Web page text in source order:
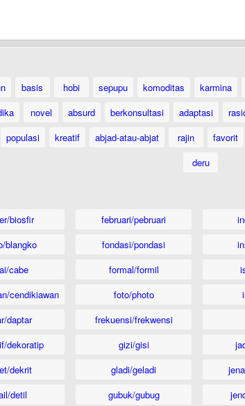
basis hobi sepupu komoditas karmina
novel absurd berkonsultasi adaptasi
populasi kreatif abjad-atau-abjat rajin favorit
deru
biosfir
blangko
cabe
cendikiawan
daptar
dekoratip
dekrit
detil
februari/pebruari
fondasi/pondasi
formal/formil
foto/photo
frekuensi/frekwensi
gizi/gisi
gladi/geladi
gubuk/gubug